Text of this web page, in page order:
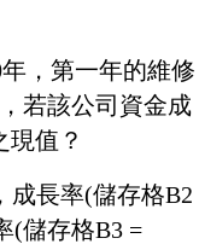
，第一年的維修
若該公司資金成
現值？
成長率(儲存格B2
(儲存格B3 =